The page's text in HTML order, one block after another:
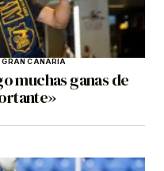
GRAN CANARIA
muchas ganas de